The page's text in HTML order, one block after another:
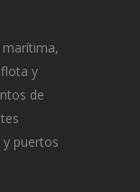
marítima,
y
de
y puertos